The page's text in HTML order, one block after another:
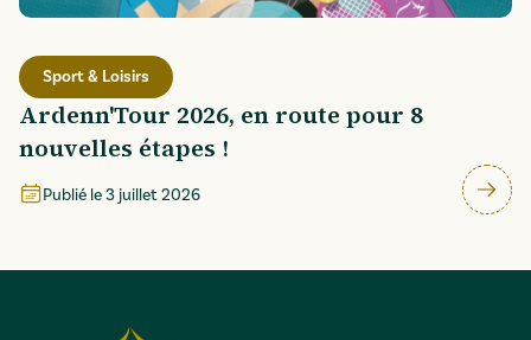
Sport & Loisirs
Ardenn'Tour 2026, en route pour 8
nouvelles étapes !
Publié le3 juillet 2026